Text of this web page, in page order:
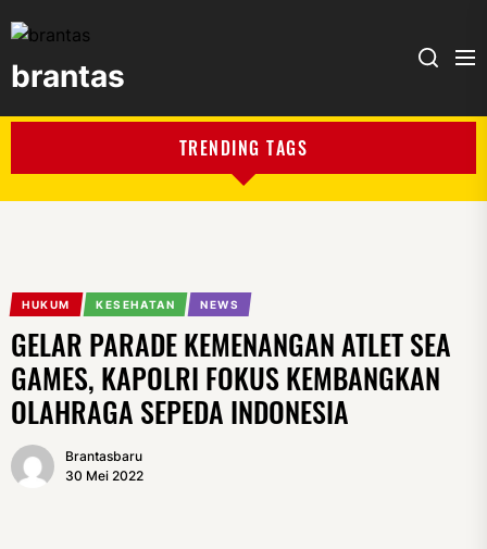
brantas
TRENDING TAGS
HUKUM KESEHATAN NEWS
GELAR PARADE KEMENANGAN ATLET SEA
GAMES, KAPOLRI FOKUS KEMBANGKAN
OLAHRAGA SEPEDA INDONESIA
Brantasbaru
30 Mei 2022